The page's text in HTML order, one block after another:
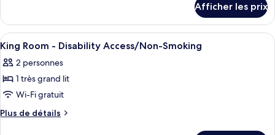
Chambre,
accessible
aux
personnes
à
mobilité
réduite,
non-
Chambre,
accessible
aux
personnes
à
mobilité
non-
fumeur
Afficher les prix
Afficher
toutes
les
photos
pour
ce
Une chambre d’hôtel avec un lit, un
3
King Room - Disability Access/Non-Smoking
2 personnes
1 très grand lit
Wi-Fi gratuit
Plus de détails
Plus